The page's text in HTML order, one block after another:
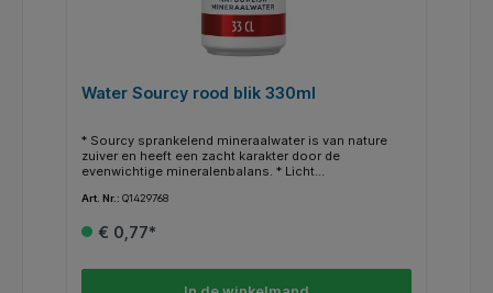
Water Sourcy rood blik 330ml
* Sourcy sprankelend mineraalwater is van nature
zuiver en heeft een zacht karakter door de
evenwichtige mineralenbalans. * Licht
Art. Nr.: Q1429768
€ 0,77*